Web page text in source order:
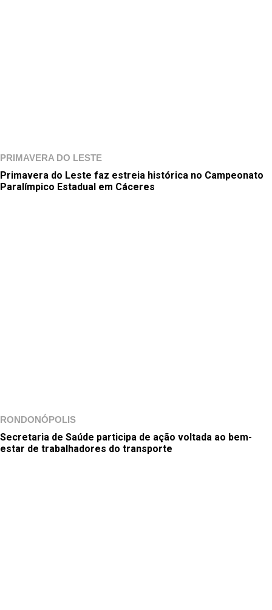
PRIMAVERA DO LESTE
Primavera do Leste faz estreia histórica no Campeonato
Paralímpico Estadual em Cáceres
RONDONÓPOLIS
Secretaria de Saúde participa de ação voltada ao bem-
estar de trabalhadores do transporte